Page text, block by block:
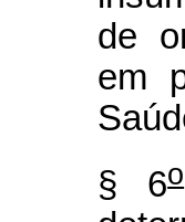
de
em
§ 6o